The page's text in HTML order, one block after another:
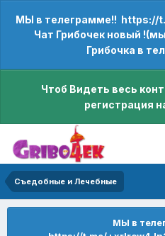
МЫ в телеграмме!! https://
Чат Грибочек новый
Грибочка в
Чтоб Видеть весь
регистрация
Съедобные и Лечебные
МЫ в